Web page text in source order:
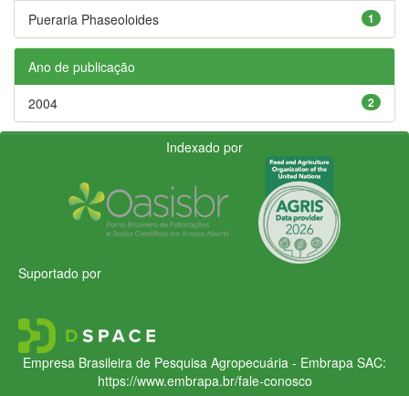
1
Pueraria Phaseoloides
Ano de publicação
2
2004
Indexado por
Suportado por
Empresa Brasileira de Pesquisa Agropecuária - Embrapa SAC:
https://www.embrapa.br/fale-conosco